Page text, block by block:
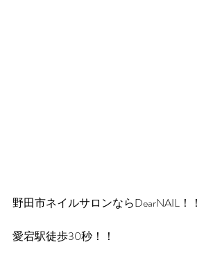
野田市ネイルサロンならDearNAIL！！
愛宕駅徒歩30秒！！